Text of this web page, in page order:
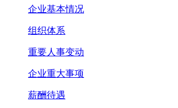
企业基本情况
组织体系
重要人事变动
企业重大事项
薪酬待遇